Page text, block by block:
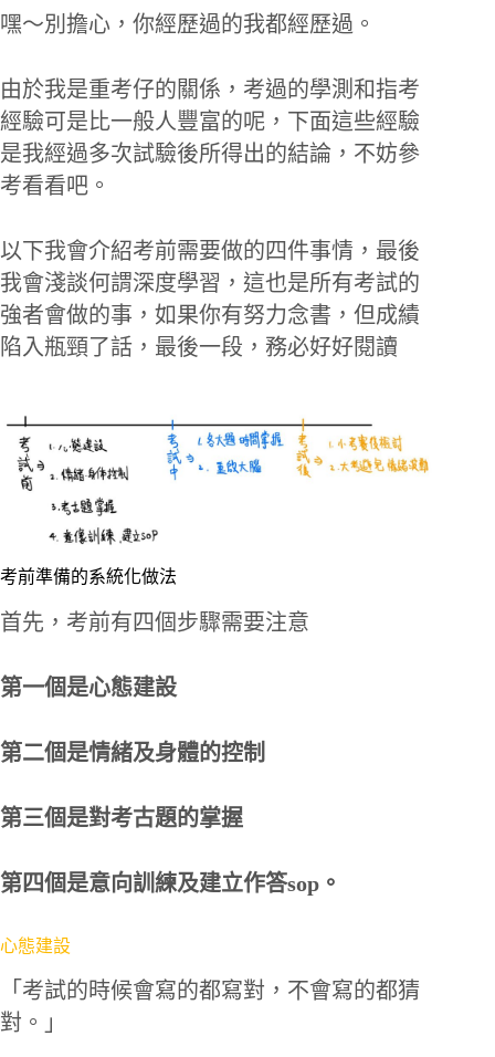
嘿～別擔心，你經歷過的我都經歷過。
由於我是重考仔的關係，考過的學測和指考
經驗可是比一般人豐富的呢，下面這些經驗
是我經過多次試驗後所得出的結論，不妨參
考看看吧。
以下我會介紹考前需要做的四件事情，最後
我會淺談何謂深度學習，這也是所有考試的
強者會做的事，如果你有努力念書，但成績
陷入瓶頸了話，最後一段，務必好好閱讀
考前準備的系統化做法
首先，考前有四個步驟需要注意
第一個是心態建設
第二個是情緒及身體的控制
第三個是對考古題的掌握
第四個是意向訓練及建立作答sop。
心態建設
「考試的時候會寫的都寫對，不會寫的都猜
對。」